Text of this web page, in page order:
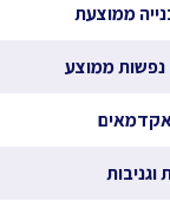
ממוצעת
ממוצע
וגניבות